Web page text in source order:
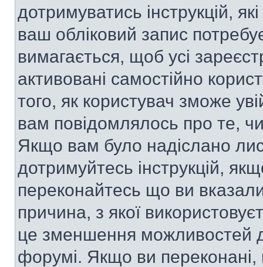
дотримуватись інструкцій,
ваш обліковий запис
вимагається, щоб усі
активовані самостійно
того, як користувач зможе
вам повідомлялось про те,
Якщо вам було надіслано
дотримуйтесь інструкцій,
переконайтесь що ви
причина, з якої
це зменшення можливостей
форумі. Якщо ви